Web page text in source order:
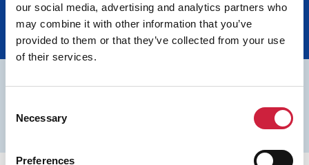
our social media, advertising and analytics partners who
may combine it with other information that you’ve
provided to them or that they’ve collected from your use
of their services.
Selection
Necessary
Preferences
Greifer pro Typ